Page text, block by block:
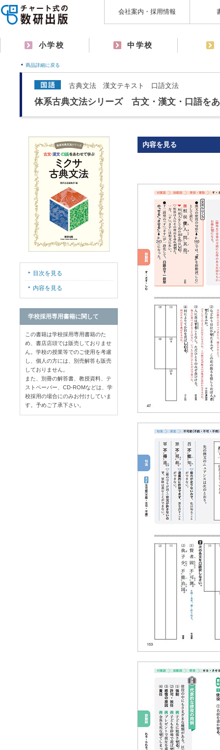
会社案内・採用情報
小学校 中学校
商品詳細に戻る
古典文法 漢文テキスト 口語文法
体系古典文法シリーズ 古文・漢文・口語を
内容を見る
目次を見る
内容を見る
学校採用専用書籍に関して
この書籍は学校採用専用書籍のた
め、書店店頭では販売しておりませ
ん。学校の授業等でのご使用を考慮
し、個人の方には、別売解答も販売
しておりません。
また、別冊の解答書、教授資料、テ
ストペーパー、CD-ROMなどは、学
校採用の場合にのみお付けしていま
す。予めご了承下さい。